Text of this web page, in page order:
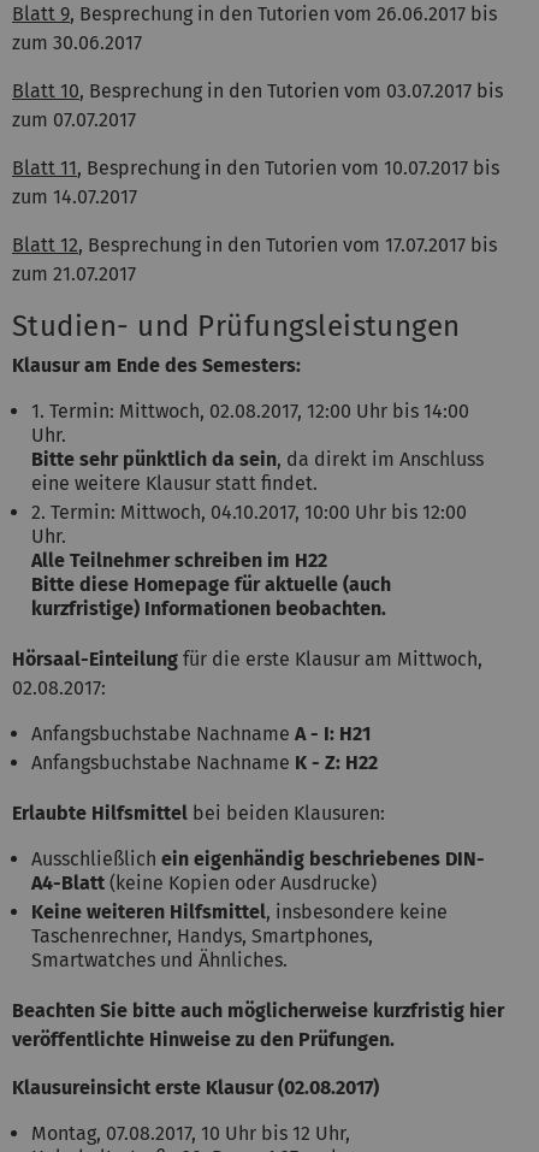
Blatt 9, Besprechung in den Tutorien vom 26.06.2017 bis
zum 30.06.2017
Blatt 10, Besprechung in den Tutorien vom 03.07.2017 bis
zum 07.07.2017
Blatt 11, Besprechung in den Tutorien vom 10.07.2017 bis
zum 14.07.2017
Blatt 12, Besprechung in den Tutorien vom 17.07.2017 bis
zum 21.07.2017
Studien- und Prüfungsleistungen
Klausur am Ende des Semesters:
1. Termin: Mittwoch, 02.08.2017, 12:00 Uhr bis 14:00
Uhr.
Bitte sehr pünktlich da sein, da direkt im Anschluss
eine weitere Klausur statt findet.
2. Termin: Mittwoch, 04.10.2017, 10:00 Uhr bis 12:00
Uhr.
Alle Teilnehmer schreiben im H22
Bitte diese Homepage für aktuelle (auch
kurzfristige) Informationen beobachten.
Hörsaal-Einteilung für die erste Klausur am Mittwoch,
02.08.2017:
Anfangsbuchstabe Nachname A - I: H21
Anfangsbuchstabe Nachname K - Z: H22
Erlaubte Hilfsmittel bei beiden Klausuren:
Ausschließlich ein eigenhändig beschriebenes DIN-
A4-Blatt (keine Kopien oder Ausdrucke)
Keine weiteren Hilfsmittel, insbesondere keine
Taschenrechner, Handys, Smartphones,
Smartwatches und Ähnliches.
Beachten Sie bitte auch möglicherweise kurzfristig hier
veröffentlichte Hinweise zu den Prüfungen.
Klausureinsicht erste Klausur (02.08.2017)
Montag, 07.08.2017, 10 Uhr bis 12 Uhr,